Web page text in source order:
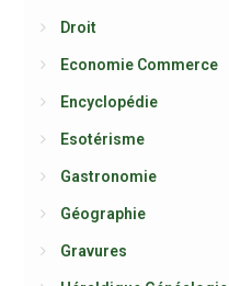
Droit
Economie Commerce
Encyclopédie
Esotérisme
Gastronomie
Géographie
Gravures